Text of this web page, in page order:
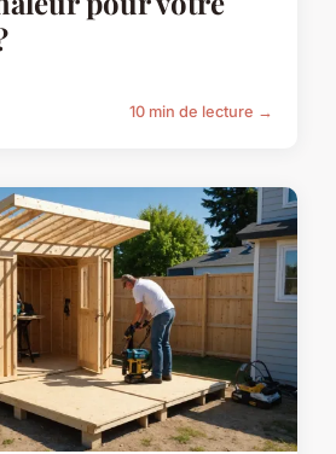
10 min de lecture →